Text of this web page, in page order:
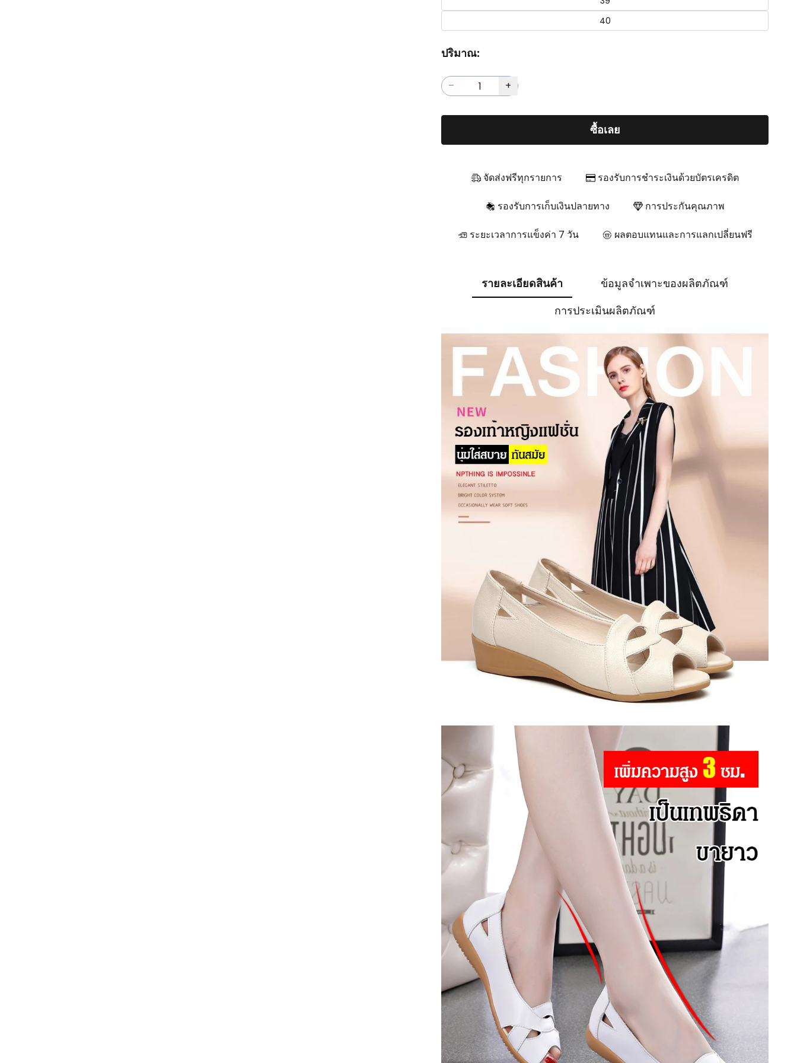
40
ปริมาณ:
ซื้อเลย
จัดส่งฟรีทุกรายการ รองรับการชำระเงินด้วยบัตรเครดิต
รองรับการเก็บเงินปลายทาง การประกันคุณภาพ
ระยะเวลาการแข็งค่า 7 วัน ผลตอบแทนและการแลกเปลี่ยนฟรี
รายละเอียดสินค้า
ข้อมูลจำเพาะของผลิตภัณฑ์
การประเมินผลิตภัณฑ์